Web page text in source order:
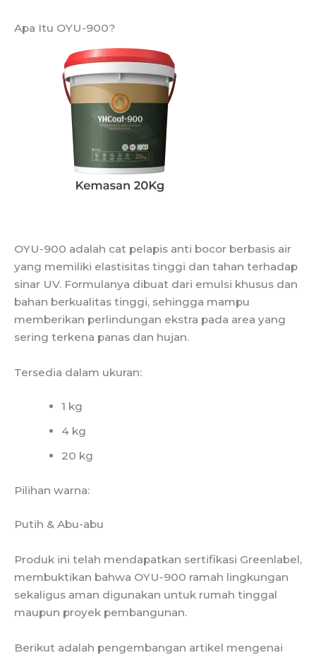
Apa Itu OYU-900?
OYU-900 adalah cat pelapis anti bocor berbasis air
yang memiliki elastisitas tinggi dan tahan terhadap
sinar UV. Formulanya dibuat dari emulsi khusus dan
bahan berkualitas tinggi, sehingga mampu
memberikan perlindungan ekstra pada area yang
sering terkena panas dan hujan.
Tersedia dalam ukuran:
1 kg
4 kg
20 kg
Pilihan warna:
Putih & Abu-abu
Produk ini telah mendapatkan sertifikasi Greenlabel,
membuktikan bahwa OYU-900 ramah lingkungan
sekaligus aman digunakan untuk rumah tinggal
maupun proyek pembangunan.
Berikut adalah pengembangan artikel mengenai